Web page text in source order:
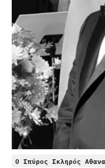
Ο Σπύρος Σκληρός